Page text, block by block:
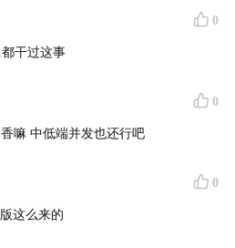
，把近期科技热点变成犀利、
」】
为愉悦双耳而生。科技、教育、
0
干过这事
0
嘛 中低端并发也还行吧
0
这么来的